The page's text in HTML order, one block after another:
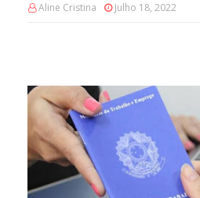
Aline Cristina Julho 18, 2022